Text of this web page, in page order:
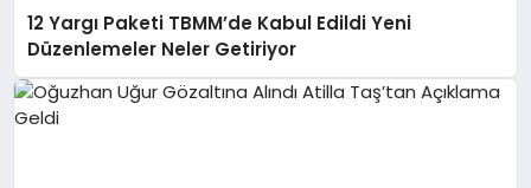
12 Yargı Paketi TBMM’de Kabul Edildi Yeni
Düzenlemeler Neler Getiriyor